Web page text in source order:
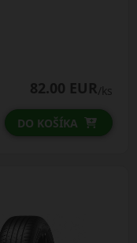
82.00 EUR/ks
DO KOŠÍKA